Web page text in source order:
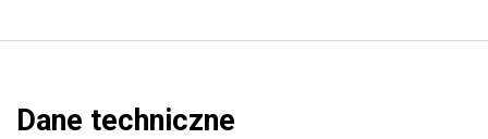
Dane techniczne